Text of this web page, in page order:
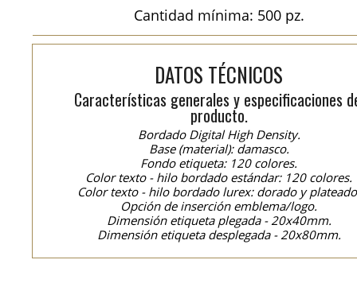
Cantidad mínima: 500 pz.
DATOS TÉCNICOS
Características generales y especificaciones
producto.
Bordado Digital High Density.
Base (material): damasco.
Fondo etiqueta: 120 colores.
Color texto - hilo bordado estándar: 120 colores.
Color texto - hilo bordado lurex: dorado y
Opción de inserción emblema/logo.
Dimensión etiqueta plegada - 20x40mm.
Dimensión etiqueta desplegada - 20x80mm.